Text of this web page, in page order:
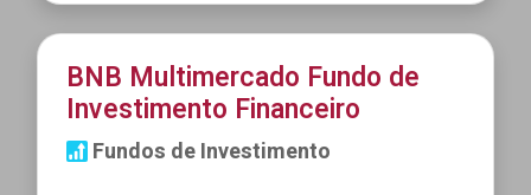
BNB Multimercado Fundo de
Investimento Financeiro
Fundos de Investimento